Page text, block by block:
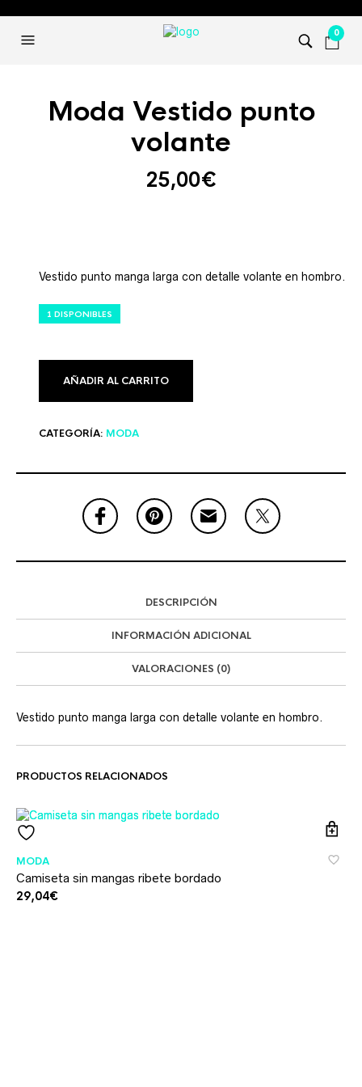
0
Moda Vestido punto
volante
25,00€
Vestido punto manga larga con detalle volante en hombro.
1 DISPONIBLES
AÑADIR AL CARRITO
CATEGORÍA: MODA
DESCRIPCIÓN
INFORMACIÓN ADICIONAL
VALORACIONES (0)
Vestido punto manga larga con detalle volante en hombro.
PRODUCTOS RELACIONADOS
MODA
Camiseta sin mangas ribete bordado
29,04€